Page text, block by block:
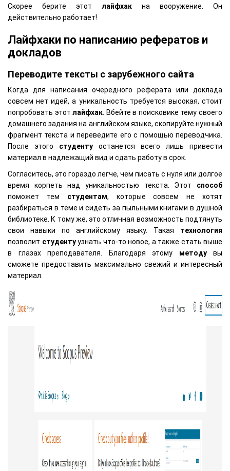
Скорее берите этот лайфхак на вооружение. Он
действительно работает!
Лайфхаки по написанию рефератов и
докладов
Переводите тексты с зарубежного сайта
Когда для написания очередного реферата или доклада
совсем нет идей, а уникальность требуется высокая, стоит
попробовать этотлайфхак. Вбейте в поисковике тему своего
домашнего задания на английском языке, скопируйте нужный
фрагмент текста и переведите его с помощью переводчика.
После этого студенту останется всего лишь привести
материал в надлежащий вид и сдать работу в срок.
Согласитесь, это гораздо легче, чем писать с нуля или долгое
время корпеть над уникальностью текста. Этот способ
поможет тем студентам, которые совсем не хотят
разбираться в теме и сидеть за пыльными книгами в душной
библиотеке. К тому же, это отличная возможность подтянуть
свои навыки по английскому языку. Такая технология
позволит студентуузнать что-то новое, а также стать выше
в глазах преподавателя. Благодаря этому методувы
сможете предоставить максимально свежий и интересный
материал.